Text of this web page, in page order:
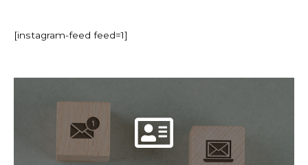
[instagram-feed feed=1]